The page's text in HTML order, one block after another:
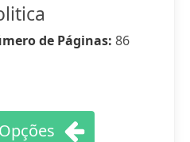
de Páginas: 86